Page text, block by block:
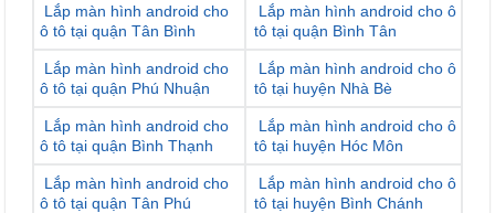
Lắp màn hình android cho
ô tô tại quận Tân Bình
Lắp màn hình android cho ô
tô tại quận Bình Tân
Lắp màn hình android cho
ô tô tại quận Phú Nhuận
Lắp màn hình android cho ô
tô tại huyện Nhà Bè
Lắp màn hình android cho
ô tô tại quận Bình Thạnh
Lắp màn hình android cho ô
tô tại huyện Hóc Môn
Lắp màn hình android cho
ô tô tại quận Tân Phú
Lắp màn hình android cho ô
tô tại huyện Bình Chánh